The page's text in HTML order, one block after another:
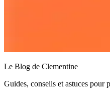
Le Blog de Clementine
Guides, conseils et astuces pour